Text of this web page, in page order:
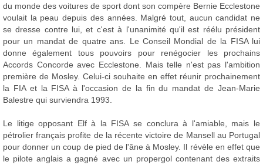
du monde des voitures de sport dont son compère Bernie Ecclestone
voulait la peau depuis des années. Malgré tout, aucun candidat ne
se dresse contre lui, et c'est à l'unanimité qu'il est réélu président
pour un mandat de quatre ans. Le Conseil Mondial de la FISA lui
donne également tous pouvoirs pour renégocier les prochains
Accords Concorde avec Ecclestone. Mais telle n'est pas l'ambition
première de Mosley. Celui-ci souhaite en effet réunir prochainement
la FIA et la FISA à l'occasion de la fin du mandat de Jean-Marie
Balestre qui surviendra 1993.
Le litige opposant Elf à la FISA se conclura à l'amiable, mais le
pétrolier français profite de la récente victoire de Mansell au Portugal
pour donner un coup de pied de l'âne à Mosley. Il révèle en effet que
le pilote anglais a gagné avec un propergol contenant des extraits